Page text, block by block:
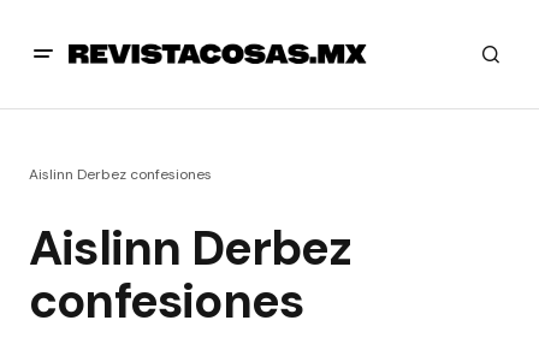
Aislinn Derbez confesiones
Aislinn Derbez
confesiones